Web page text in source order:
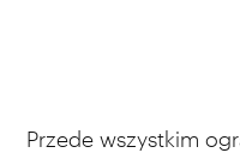
Przede wszystkim